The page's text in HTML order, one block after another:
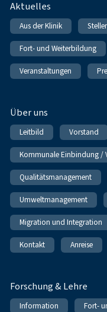
Fußnavigation
Aktuelles
Aus der Klinik
Fort- und Weiterbildung
Veranstaltungen
Über uns
Leitbild Vorstand
Kommunale Einbindung /
Qualitätsmanagement
Umweltmanagement
Migration und Integration
Kontakt Anreise
Forschung & Lehre
Information Fort-